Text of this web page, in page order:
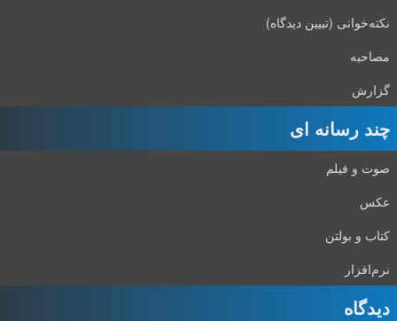
نکته‌خوانی (تبیین دیدگاه)
مصاحبه
گزارش
چند رسانه ای
صوت و فیلم
عکس
کتاب و بولتن
نرم‌افزار
دیدگاه‌